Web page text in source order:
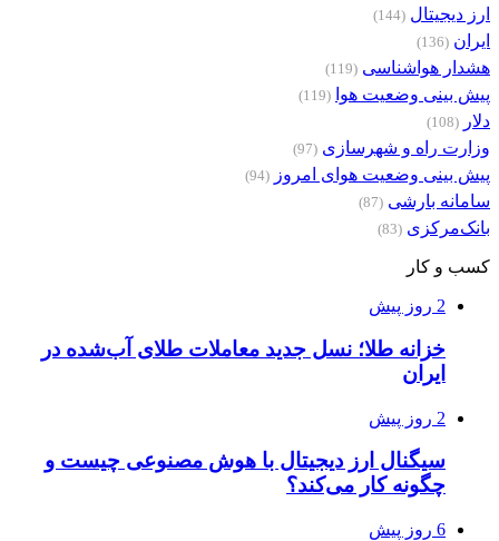
ارز دیجیتال (144)
ایران (136)
هشدار هواشناسی (119)
پیش بینی وضعیت هوا (119)
دلار (108)
وزارت راه و شهرسازی (97)
پیش بینی وضعیت هوای امروز (94)
سامانه بارشی (87)
بانک‌مرکزی (83)
کسب و کار
2 روز پیش
خزانه طلا؛ نسل جدید معاملات طلای آب‌شده در
ایران
2 روز پیش
سیگنال ارز دیجیتال با هوش مصنوعی چیست و
چگونه کار می‌کند؟
6 روز پیش